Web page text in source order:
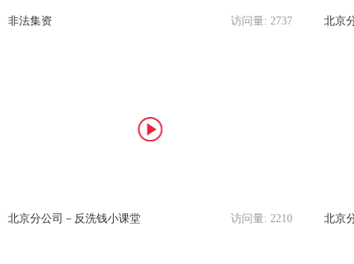
非法集资 访问量: 2737 北京
北京分公司－反洗钱小课堂 访问量: 2210 北京